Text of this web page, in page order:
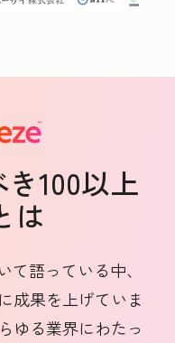
100以上
は
語っている中、
成果を上げていま
ゆる業界にわたっ